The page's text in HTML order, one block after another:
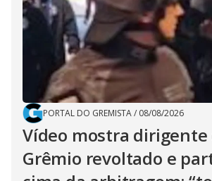
PORTAL DO GREMISTA/ 08/08/2026
Vídeo mostra dirigente
Grêmio revoltado e